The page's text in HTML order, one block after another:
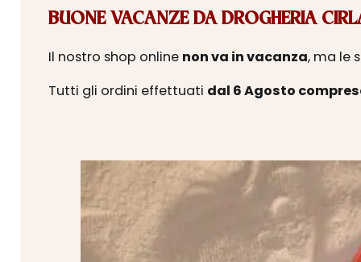
BUONE VACANZE DA DROGHERIA
Il nostro shop online non va in vacanza, ma le
Tutti gli ordini effettuati dal 6 Agosto